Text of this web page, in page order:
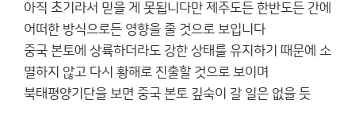
아직 초기라서 믿을 게 못됩니다만 제주도든 한반도든 간에
어떠한 방식으로든 영향을 줄 것으로 보입니다
중국 본토에 상륙하더라도 강한 상태를 유지하기 때문에 소
멸하지 않고 다시 황해로 진출할 것으로 보이며
북태평양기단을 보면 중국 본토 깊숙이 갈 일은 없을 듯